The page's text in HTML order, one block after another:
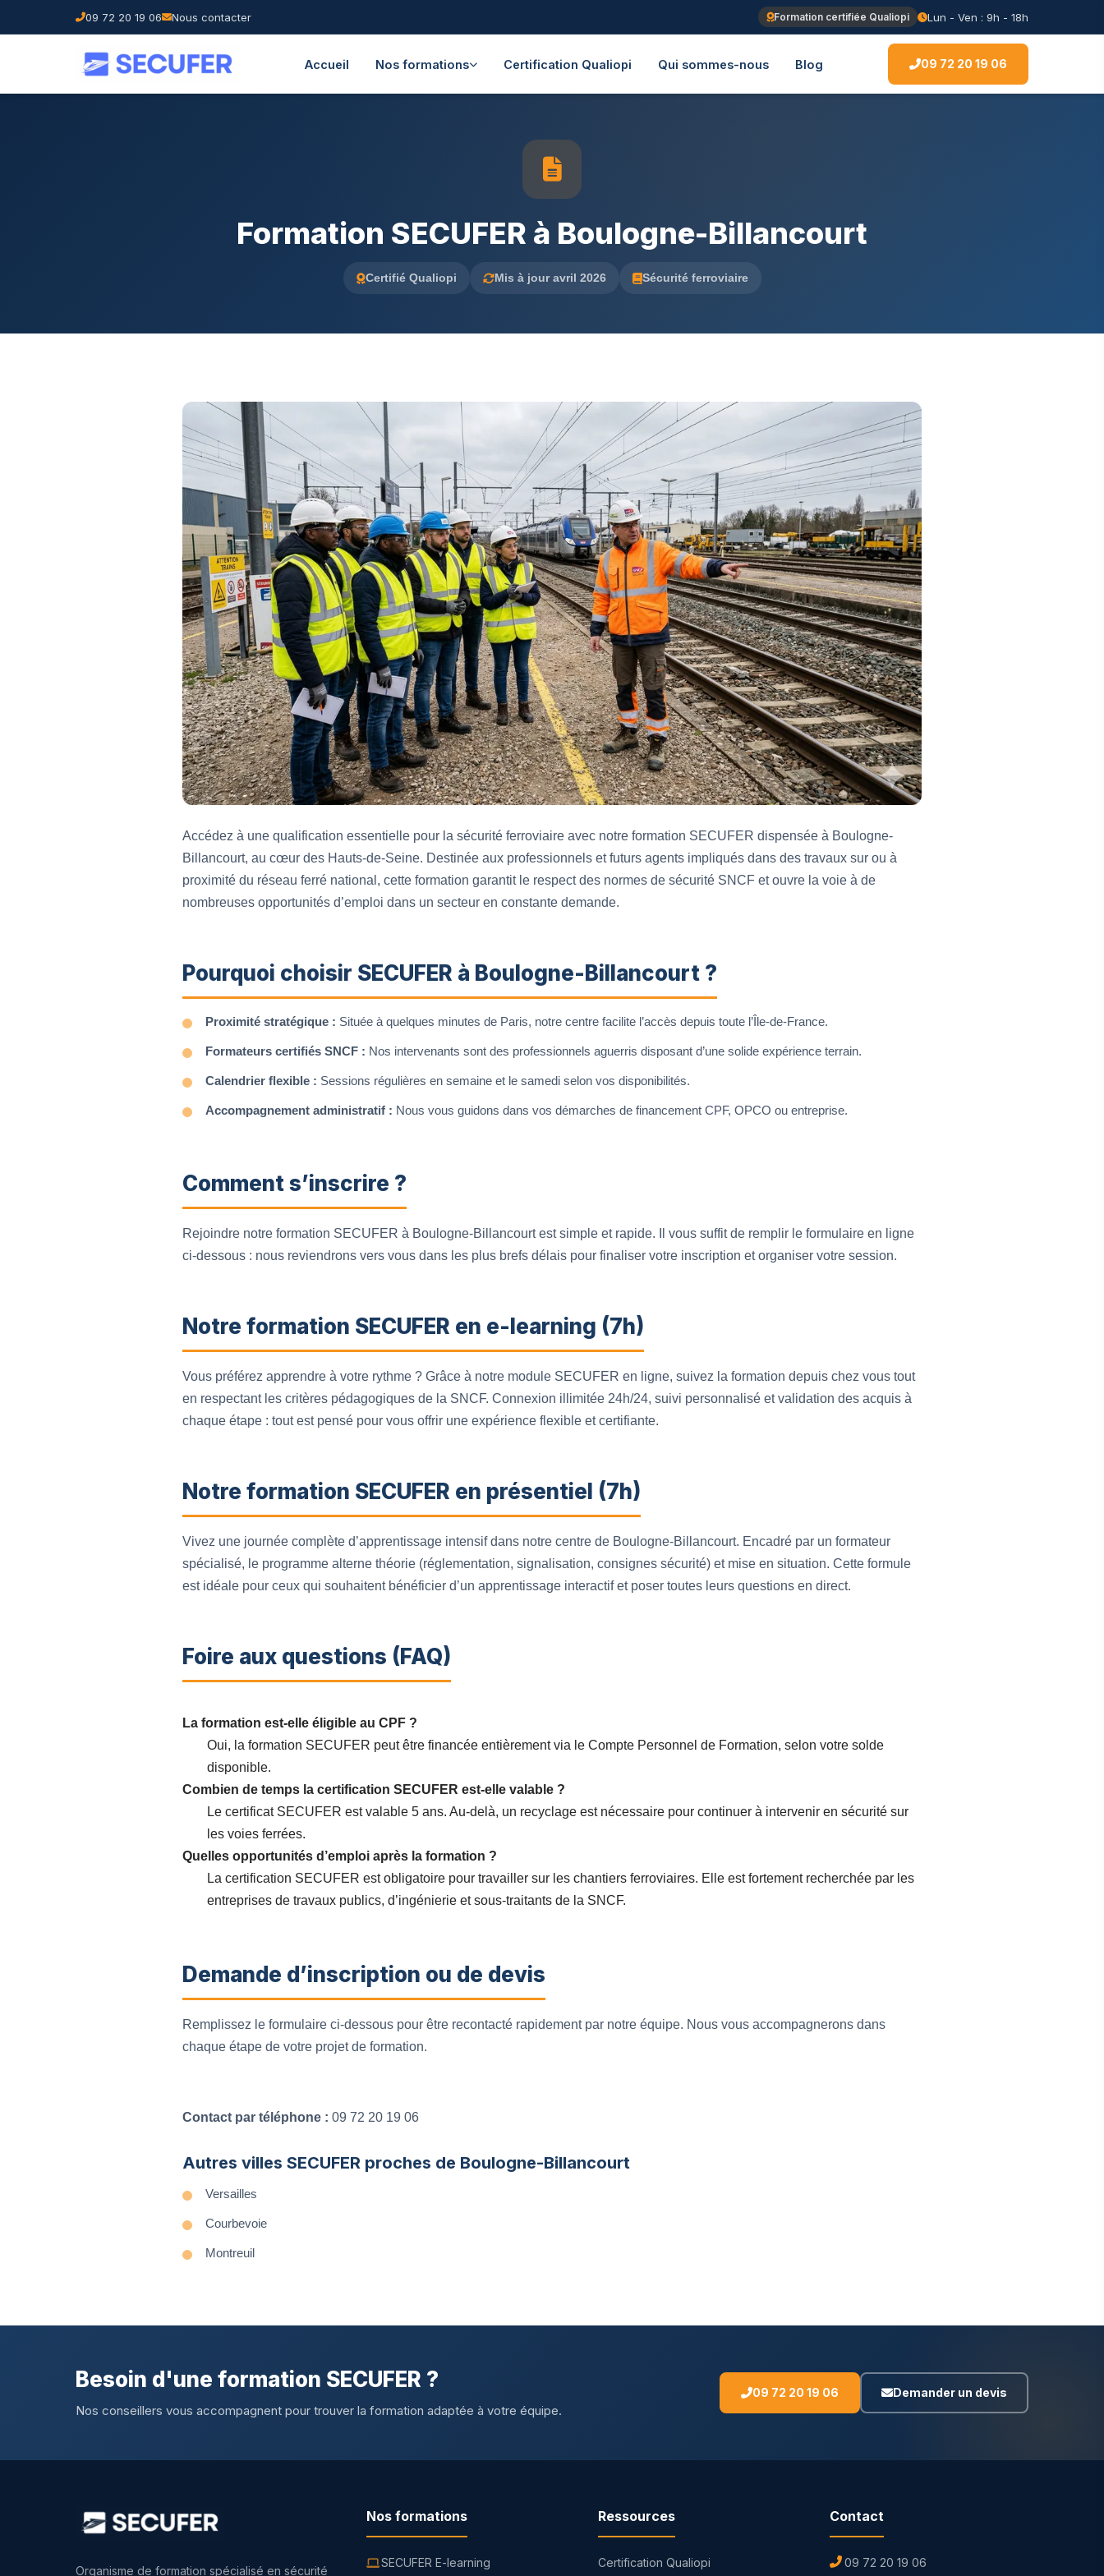
09 72 20 19 06 Nous contacter Formation certifiée Qualiopi Lun - Ven : 9h - 18h
Accueil Nos formations Certification Qualiopi Qui sommes-nous Blog 09 72 20 19 06
Formation SECUFER à Boulogne-Billancourt
Certifié Qualiopi Mis à jour avril 2026 Sécurité ferroviaire
Accédez à une qualification essentielle pour la sécurité ferroviaire avec notre formation SECUFER dispensée à Boulogne-
Billancourt, au cœur des Hauts-de-Seine. Destinée aux professionnels et futurs agents impliqués dans des travaux sur ou à
proximité du réseau ferré national, cette formation garantit le respect des normes de sécurité SNCF et ouvre la voie à de
nombreuses opportunités d’emploi dans un secteur en constante demande.
Pourquoi choisir SECUFER à Boulogne-Billancourt ?
Proximité stratégique : Située à quelques minutes de Paris, notre centre facilite l’accès depuis toute l’Île-de-France.
Formateurs certifiés SNCF : Nos intervenants sont des professionnels aguerris disposant d’une solide expérience terrain.
Calendrier flexible : Sessions régulières en semaine et le samedi selon vos disponibilités.
Accompagnement administratif : Nous vous guidons dans vos démarches de financement CPF, OPCO ou entreprise.
Comment s’inscrire ?
Rejoindre notre formation SECUFER à Boulogne-Billancourt est simple et rapide. Il vous suffit de remplir le formulaire en ligne
ci-dessous : nous reviendrons vers vous dans les plus brefs délais pour finaliser votre inscription et organiser votre session.
Notre formation SECUFER en e-learning (7h)
Vous préférez apprendre à votre rythme ? Grâce à notre module SECUFER en ligne, suivez la formation depuis chez vous tout
en respectant les critères pédagogiques de la SNCF. Connexion illimitée 24h/24, suivi personnalisé et validation des acquis à
chaque étape : tout est pensé pour vous offrir une expérience flexible et certifiante.
Notre formation SECUFER en présentiel (7h)
Vivez une journée complète d’apprentissage intensif dans notre centre de Boulogne-Billancourt. Encadré par un formateur
spécialisé, le programme alterne théorie (réglementation, signalisation, consignes sécurité) et mise en situation. Cette formule
est idéale pour ceux qui souhaitent bénéficier d’un apprentissage interactif et poser toutes leurs questions en direct.
Foire aux questions (FAQ)
La formation est-elle éligible au CPF ?
Oui, la formation SECUFER peut être financée entièrement via le Compte Personnel de Formation, selon votre solde
disponible.
Combien de temps la certification SECUFER est-elle valable ?
Le certificat SECUFER est valable 5 ans. Au-delà, un recyclage est nécessaire pour continuer à intervenir en sécurité sur
les voies ferrées.
Quelles opportunités d’emploi après la formation ?
La certification SECUFER est obligatoire pour travailler sur les chantiers ferroviaires. Elle est fortement recherchée par les
entreprises de travaux publics, d’ingénierie et sous-traitants de la SNCF.
Demande d’inscription ou de devis
Remplissez le formulaire ci-dessous pour être recontacté rapidement par notre équipe. Nous vous accompagnerons dans
chaque étape de votre projet de formation.
Contact par téléphone : 09 72 20 19 06
Autres villes SECUFER proches de Boulogne-Billancourt
Versailles
Courbevoie
Montreuil
Besoin d'une formation SECUFER ?
Nos conseillers vous accompagnent pour trouver la formation adaptée à votre équipe.
09 72 20 19 06 Demander un devis
Organisme de formation spécialisé en sécurité
Nos formations
SECUFER E-learning
Ressources
Certification Qualiopi
Contact
09 72 20 19 06